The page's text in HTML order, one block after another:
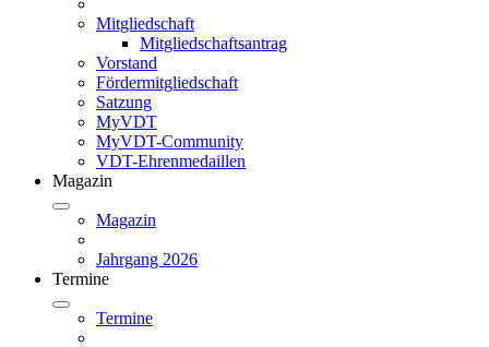
Mitgliedschaft
Mitgliedschaftsantrag
Vorstand
Fördermitgliedschaft
Satzung
MyVDT
MyVDT-Community
VDT-Ehrenmedaillen
Magazin
Magazin
Jahrgang 2026
Termine
Termine